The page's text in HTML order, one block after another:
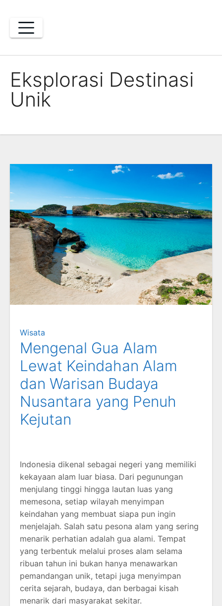
content
Eksplorasi Destinasi
Unik
Wisata
Mengenal Gua Alam
Lewat Keindahan Alam
dan Warisan Budaya
Nusantara yang Penuh
Kejutan
Indonesia dikenal sebagai negeri yang memiliki
kekayaan alam luar biasa. Dari pegunungan
menjulang tinggi hingga lautan luas yang
memesona, setiap wilayah menyimpan
keindahan yang membuat siapa pun ingin
menjelajah. Salah satu pesona alam yang sering
menarik perhatian adalah gua alami. Tempat
yang terbentuk melalui proses alam selama
ribuan tahun ini bukan hanya menawarkan
pemandangan unik, tetapi juga menyimpan
cerita sejarah, budaya, dan berbagai kisah
menarik dari masyarakat sekitar.